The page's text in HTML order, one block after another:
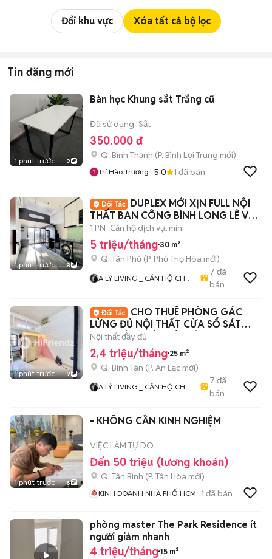
Đổi khu vực Xóa tất cả bộ lọc
Tin đăng mới
1 phút trước 2
Bàn học Khung sắt Trắng cũ
Đã sử dụng Sắt
350.000 đ
Q. Bình Thạnh (P. Bình Lợi Trung mới)
Trí Hào Trương 5.0 1 đã bán
1 phút trước 8
DUPLEX MỚI XỊN FULL NỘI
THẤT BAN CÔNG BÌNH LONG LÊ VĂN
QUỚI HÒA BÌNH
1 PN Căn hộ dịch vụ, mini
5 triệu/tháng 30 m²
Q. Tân Phú (P. Phú Thọ Hòa mới)
A LÝ LIVING _ CĂN HỘ CHO
CHUNG CƯ - NHÀ Ở
7 đã
bán
1 phút trước 9
CHO THUÊ PHÒNG GÁC
LỬNG ĐỦ NỘI THẤT CỬA SỔ SÁT
AEON BÌNH TÂN TÊN LỬA
Nội thất đầy đủ
2,4 triệu/tháng 25 m²
Q. Bình Tân (P. An Lạc mới)
A LÝ LIVING _ CĂN HỘ CHO
CHUNG CƯ - NHÀ Ở
7 đã
bán
1 phút trước 6
- KHÔNG CẦN KINH NGHIỆM
VIỆC LÀM TỰ DO
Đến 50 triệu (lương khoán)
Q. Tân Bình (P. Tân Hòa mới)
KINH DOANH NHÀ PHỐ HCM 1 đã bán
phòng master The Park Residence ít
người giảm nhanh
4 triệu/tháng 15 m²